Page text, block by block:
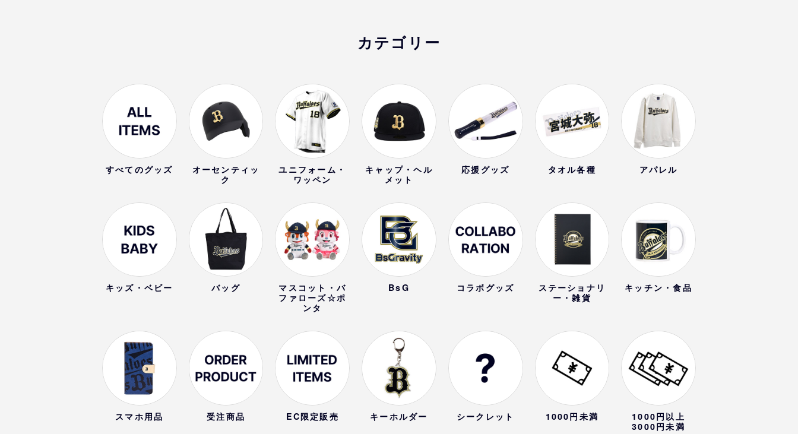
カテゴリー
すべてのグッズ
オーセンティッ
ク
ユニフォーム・
ワッペン
キャップ・ヘル
メット
応援グッズ タオル各種 アパレル
キッズ・ベビー バッグ
マスコット・バ
ファローズ☆ポ
ンタ
BsG コラボグッズ
ステーショナリ
ー・雑貨
キッチン・食品
スマホ用品 受注商品 EC限定販売 キーホルダー シークレット 1000円未満
1000円以上
3000円未満